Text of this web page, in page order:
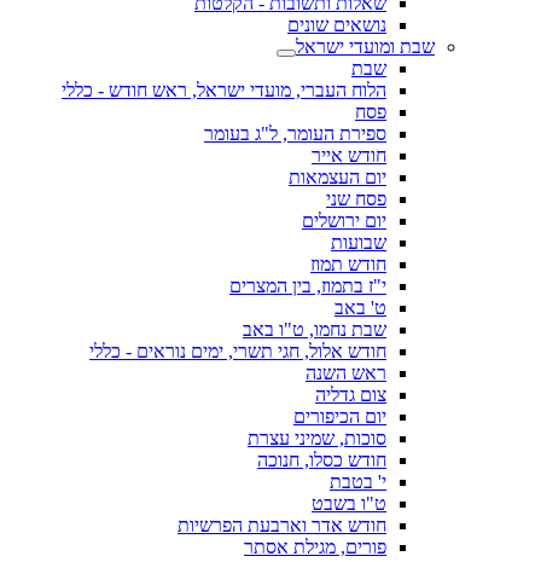
נושאים שונים
שבת ומועדי ישראל
שבת
הלוח העברי, מועדי ישראל, ראש חודש - כללי
פסח
ספירת העומר, ל"ג בעומר
חודש אייר
יום העצמאות
פסח שני
יום ירושלים
שבועות
חודש תמוז
י"ז בתמוז, בין המצרים
ט' באב
שבת נחמו, ט"ו באב
חודש אלול, חגי תשרי, ימים נוראים - כללי
ראש השנה
צום גדליה
יום הכיפורים
סוכות, שמיני עצרת
חודש כסלו, חנוכה
י' בטבת
ט"ו בשבט
חודש אדר וארבעת הפרשיות
פורים, מגילת אסתר